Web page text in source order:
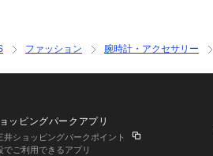
ファッション 腕時計・アクセサリー
ッピングパークアプリ
井ショッピングパークポイント
でご利用できるアプリ